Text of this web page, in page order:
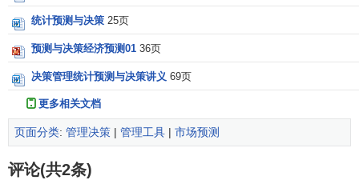
统计预测与决策 25页
预测与决策经济预测01 36页
决策管理统计预测与决策讲义 69页
更多相关文档
页面分类: 管理决策 | 管理工具 | 市场预测
评论(共2条)